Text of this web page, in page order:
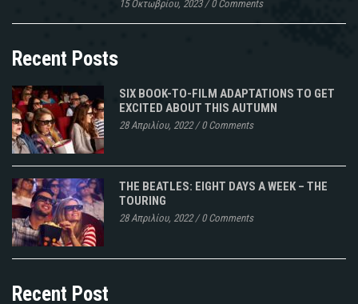
15 Οκτωβρίου, 2023/0 Comments
Recent Posts
SIX BOOK-TO-FILM ADAPTATIONS TO GET
EXCITED ABOUT THIS AUTUMN
28 Απριλίου, 2022/0 Comments
THE BEATLES: EIGHT DAYS A WEEK – THE
TOURING
28 Απριλίου, 2022/0 Comments
Recent Post